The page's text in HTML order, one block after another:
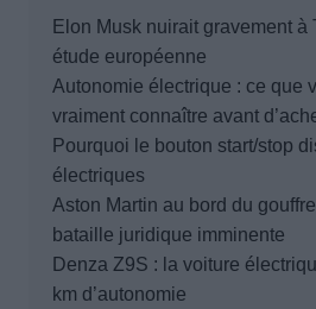
Elon Musk nuirait gravement à
étude européenne
Autonomie électrique : ce que
vraiment connaître avant
Pourquoi le bouton start/stop
électriques
Aston Martin au bord du
bataille juridique imminente
Denza Z9S : la voiture
km d’autonomie